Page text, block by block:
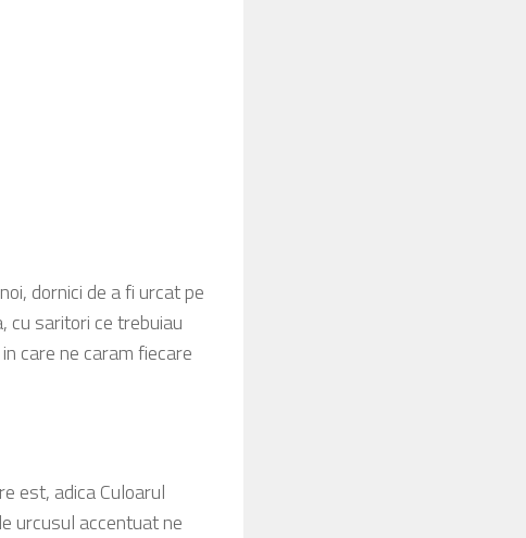
dornici de a fi urcat pe
cu saritori ce trebuiau
care ne caram fiecare
est, adica Culoarul
urcusul accentuat ne